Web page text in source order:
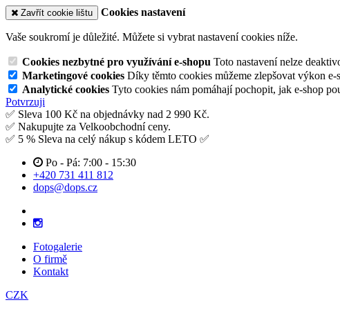
Zavřít cookie lištu Cookies nastavení
Vaše soukromí je důležité. Můžete si vybrat nastavení cookies níže.
Cookies nezbytné pro využívání e-shopu Toto nastavení nelze
Marketingové cookies Díky těmto cookies můžeme zlepšovat výkon
Analytické cookies Tyto cookies nám pomáhají pochopit, jak e-shop
Potvrzuji
✅ Sleva 100 Kč na objednávky nad 2 990 Kč.
✅ Nakupujte za Velkoobchodní ceny.
✅ 5 % Sleva na celý nákup s kódem LETO ✅
Po - Pá: 7:00 - 15:30
+420 731 411 812
dops@dops.cz
Fotogalerie
O firmě
Kontakt
CZK